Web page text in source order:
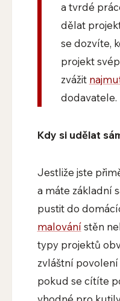
a tvrdé
dělat
se dozvíte,
projekt
zvážit
dodavatele.
Kdy si udělat
Jestliže jste
a máte základní
pustit do
malovánístěn
typy projektů
zvláštní
pokud se cítíte